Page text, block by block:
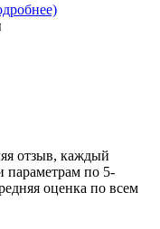
отзыв, каждый
параметрам по 5-
оценка по всем